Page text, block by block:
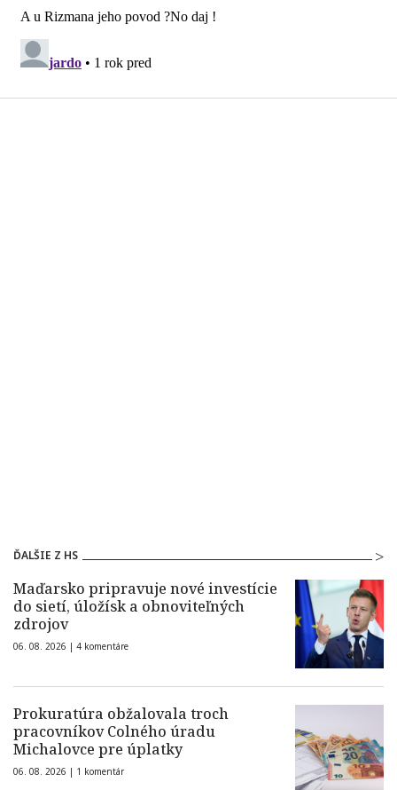
ĎALŠIE Z HS
Maďarsko pripravuje nové investície
do sietí, úložísk a obnoviteľných
zdrojov
06. 08. 2026 | 4 komentáre
Prokuratúra obžalovala troch
pracovníkov Colného úradu
Michalovce pre úplatky
06. 08. 2026 | 1 komentár